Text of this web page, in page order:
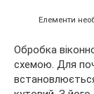
Елементи
Обробка
схемою. Для